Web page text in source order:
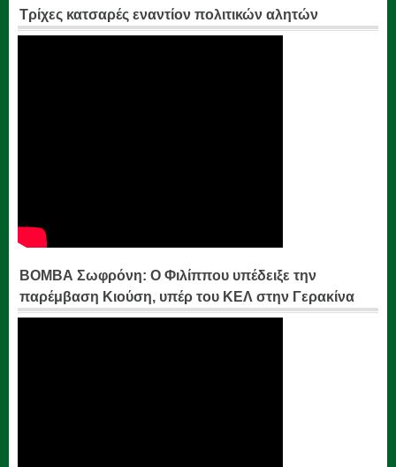
Τρίχες κατσαρές εναντίον πολιτικών αλητών
ΒΟΜΒΑ Σωφρόνη: Ο Φιλίππου υπέδειξε την
παρέμβαση Κιούση, υπέρ του ΚΕΛ στην Γερακίνα